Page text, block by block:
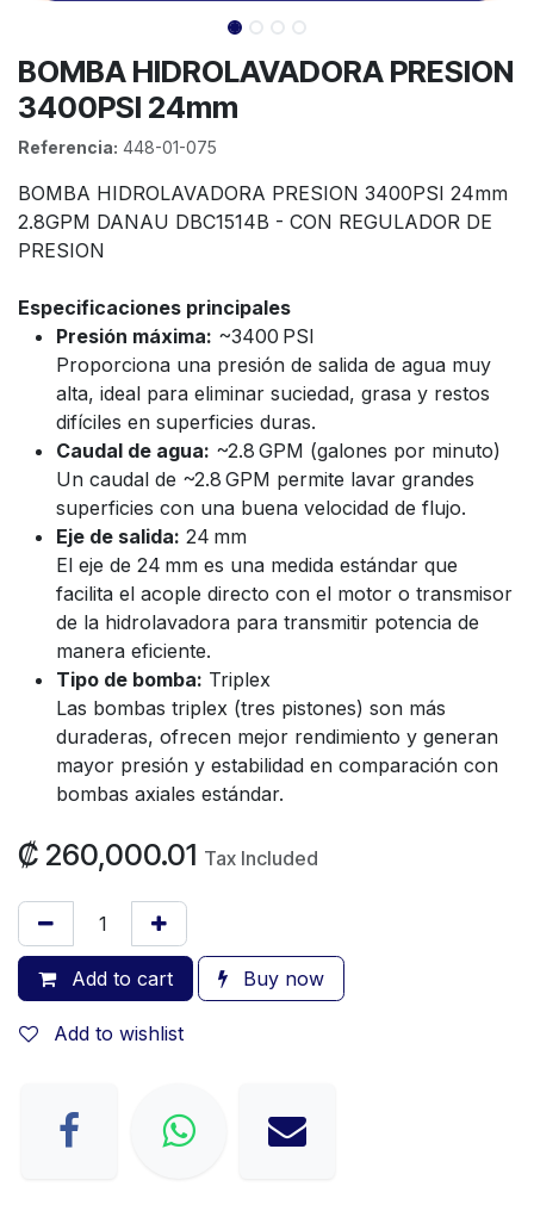
BOMBA HIDROLAVADORA PRESION
3400PSI 24mm
Referencia: 448-01-075
BOMBA HIDROLAVADORA PRESION 3400PSI 24mm
2.8GPM DANAU DBC1514B - CON REGULADOR DE
PRESION
Especificaciones principales
Presión máxima: ~3400 PSI
Proporciona una presión de salida de agua muy
alta, ideal para eliminar suciedad, grasa y restos
difíciles en superficies duras.
Caudal de agua: ~2.8 GPM (galones por minuto)
Un caudal de ~2.8 GPM permite lavar grandes
superficies con una buena velocidad de flujo.
Eje de salida: 24 mm
El eje de 24 mm es una medida estándar que
facilita el acople directo con el motor o transmisor
de la hidrolavadora para transmitir potencia de
manera eficiente.
Tipo de bomba: Triplex
Las bombas triplex (tres pistones) son más
duraderas, ofrecen mejor rendimiento y generan
mayor presión y estabilidad en comparación con
bombas axiales estándar.
₡ 260,000.01 Tax Included
Add to cart Buy now
Add to wishlist